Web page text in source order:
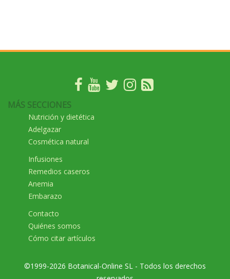
MÁS SECCIONES
Nutrición y dietética
Adelgazar
Cosmética natural
Infusiones
Remedios caseros
Anemia
Embarazo
Contacto
Quiénes somos
Cómo citar artículos
©1999-2026 Botanical-Online SL - Todos los derechos